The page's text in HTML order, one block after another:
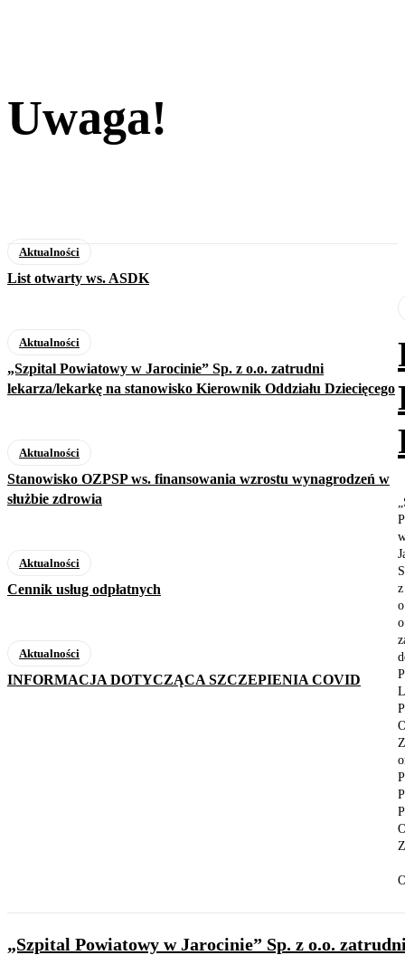
Uwaga!
Aktualności
List otwarty ws. ASDK
Aktualności
„Szpital Powiatowy w Jarocinie” Sp. z o.o. zatrudni
lekarza/lekarkę na stanowisko Kierownik Oddziału Dziecięcego
Aktualności
Stanowisko OZPSP ws. finansowania wzrostu wynagrodzeń w
służbie zdrowia
Aktualności
Cennik usług odpłatnych
Aktualności
INFORMACJA DOTYCZĄCA SZCZEPIENIA COVID
z
„Szpital Powiatowy w Jarocinie” Sp. z o.o.